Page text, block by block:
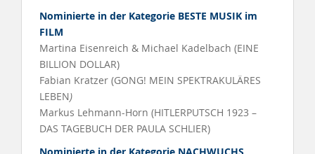
Nominierte in der Kategorie BESTE MUSIK im
FILM
Martina Eisenreich & Michael Kadelbach (EINE
BILLION DOLLAR)
Fabian Kratzer (GONG! MEIN SPEKTRAKULÄRES
LEBEN)
Markus Lehmann-Horn (HITLERPUTSCH 1923 –
DAS TAGEBUCH DER PAULA SCHLIER)